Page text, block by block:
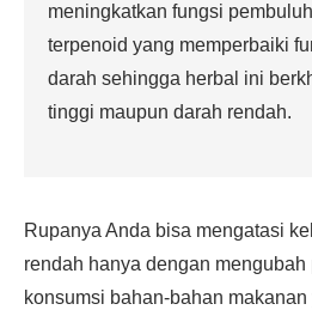
meningkatkan fungsi
terpenoid yang memperbaiki
darah sehingga herbal ini
tinggi maupun darah rendah.
Rupanya Anda bisa mengatasi
rendah hanya dengan
konsumsi bahan-bahan